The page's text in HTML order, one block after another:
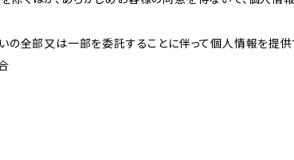
の全部又は一部を委託することに伴って個人情報を提